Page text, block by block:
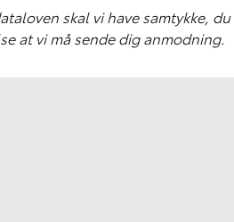
skal vi havesamtykke, du
at vi må sende dig anmodning.